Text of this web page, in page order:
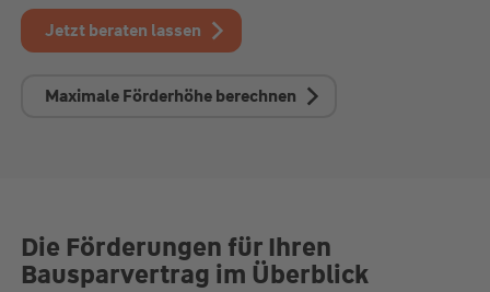
Jetzt beraten lassen
Maximale Förderhöhe berechnen
Die Förderungen für Ihren
Bausparvertrag im Überblick